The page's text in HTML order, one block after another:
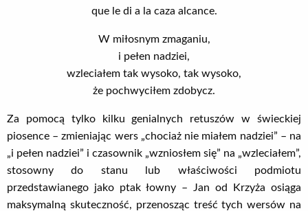
que le di a la caza alcance.
W miłosnym zmaganiu,
i pełen nadziei,
wzleciałem tak wysoko, tak wysoko,
że pochwyciłem zdobycz.
Za pomocą tylko kilku genialnych retuszów w świeckiej
piosence – zmieniając wers „chociaż nie miałem nadziei” – na
„i pełen nadziei” i czasownik „wzniosłem się” na „wzleciałem”,
stosowny do stanu lub właściwości podmiotu
przedstawianego jako ptak łowny – Jan od Krzyża osiąga
maksymalną skuteczność, przenosząc treść tych wersów na